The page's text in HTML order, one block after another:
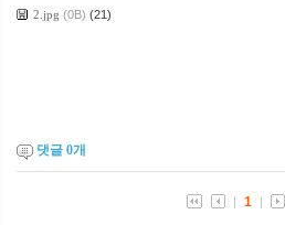
2.jpg (0B) (21)
댓글 0개